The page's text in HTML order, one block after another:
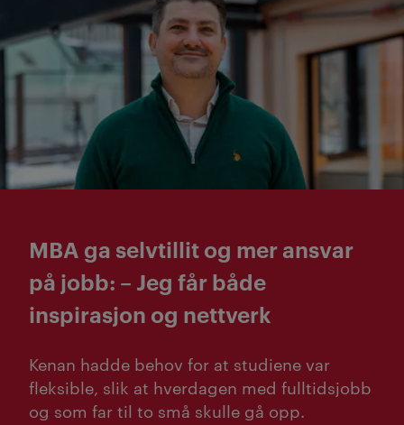
MBA ga selvtillit og mer ansvar
på jobb: – Jeg får både
inspirasjon og nettverk
Kenan hadde behov for at studiene var
fleksible, slik at hverdagen med fulltidsjobb
og som far til to små skulle gå opp.